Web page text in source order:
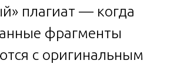
плагиат — когда
фрагменты
с оригинальным